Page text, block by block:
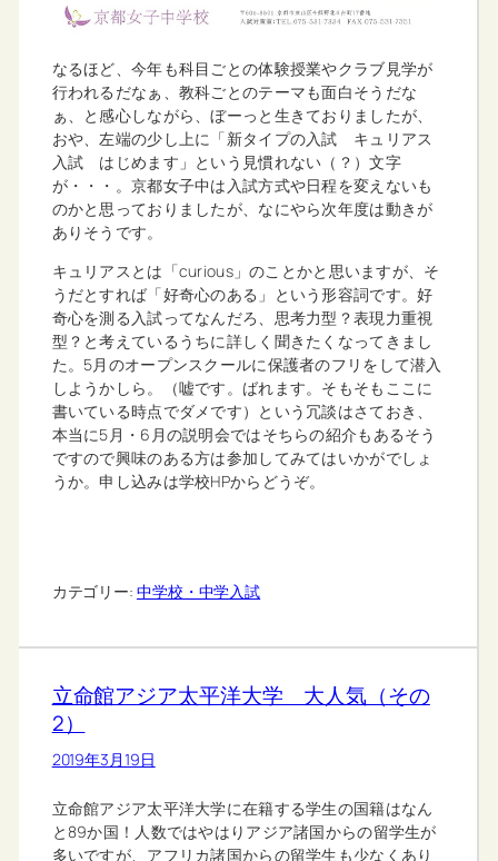
なるほど、今年も科目ごとの体験授業やクラブ見学が
行われるだなぁ、教科ごとのテーマも面白そうだな
ぁ、と感心しながら、ぼーっと生きておりましたが、
おや、左端の少し上に「新タイプの入試 キュリアス
入試 はじめます」という見慣れない（？）文字
が・・・。京都女子中は入試方式や日程を変えないも
のかと思っておりましたが、なにやら次年度は動きが
ありそうです。
キュリアスとは「curious」のことかと思いますが、そ
うだとすれば「好奇心のある」という形容詞です。好
奇心を測る入試ってなんだろ、思考力型？表現力重視
型？と考えているうちに詳しく聞きたくなってきまし
た。5月のオープンスクールに保護者のフリをして潜入
しようかしら。（嘘です。ばれます。そもそもここに
書いている時点でダメです）という冗談はさておき、
本当に5月・6月の説明会ではそちらの紹介もあるそう
ですので興味のある方は参加してみてはいかがでしょ
うか。申し込みは学校HPからどうぞ。
カテゴリー: 中学校・中学入試
立命館アジア太平洋大学 大人気（その
2）
2019年3月19日
立命館アジア太平洋大学に在籍する学生の国籍はなん
と89か国！人数ではやはりアジア諸国からの留学生が
多いですが、アフリカ諸国からの留学生も少なくあり